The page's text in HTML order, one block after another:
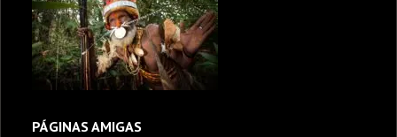
PÁGINAS AMIGAS